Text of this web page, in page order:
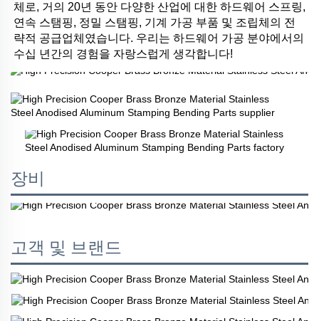
체로, 거의 20년 동안 다양한 산업에 대한 하드웨어 스프링,
연속 스탬핑, 정밀 스탬핑, 기계 가공 부품 및 조립체의 전
략적 공급업체였습니다. 우리는 하드웨어 가공 분야에서의
수십 년간의 경험을 자랑스럽게 생각합니다!
장비
고객 및 브랜드